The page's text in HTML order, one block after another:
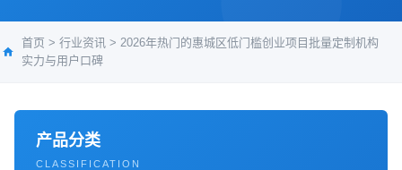
首页 > 行业资讯 > 2026年热门的惠城区低门槛创业项目批量定制机构
实力与用户口碑
产品分类
CLASSIFICATION